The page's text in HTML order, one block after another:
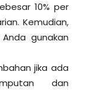
10% per
Kemudian,
gunakan
jika ada
dan